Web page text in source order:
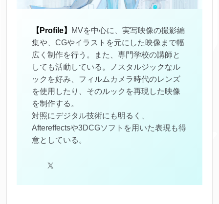
【Profile】
MVを中心に、実写映像の撮影編
集や、CGやイラストを元にした映像まで幅
広く制作を行う。また、専門学校の講師と
しても活動している。ノスタルジックなル
ックを好み、フィルムカメラ時代のレンズ
を使用したり、そのルックを再現した映像
を制作する。
対照にデジタル技術にも明るく、
Aftereffectsや3DCGソフトを用いた表現も得
意としている。
X